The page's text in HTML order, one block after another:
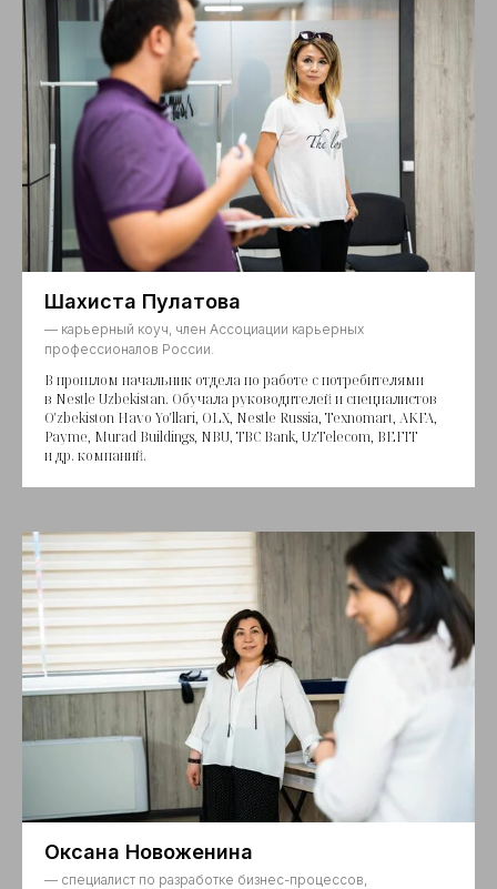
Шахиста Пулатова
— карьерный коуч, член Ассоциации карьерных
профессионалов России.
В прошлом начальник отдела по работе с потребителями
в Nestle Uzbekistan. Обучала руководителей и специалистов
O'zbekiston Havo Yo'llari, OLX, Nestle Russia, Texnomart, AKFA,
Payme, Murad Buildings, NBU, TBC Bank, UzTelecom, BEFIT
и др. компаний.
Оксана Новоженина
— специалист по разработке бизнес-процессов,